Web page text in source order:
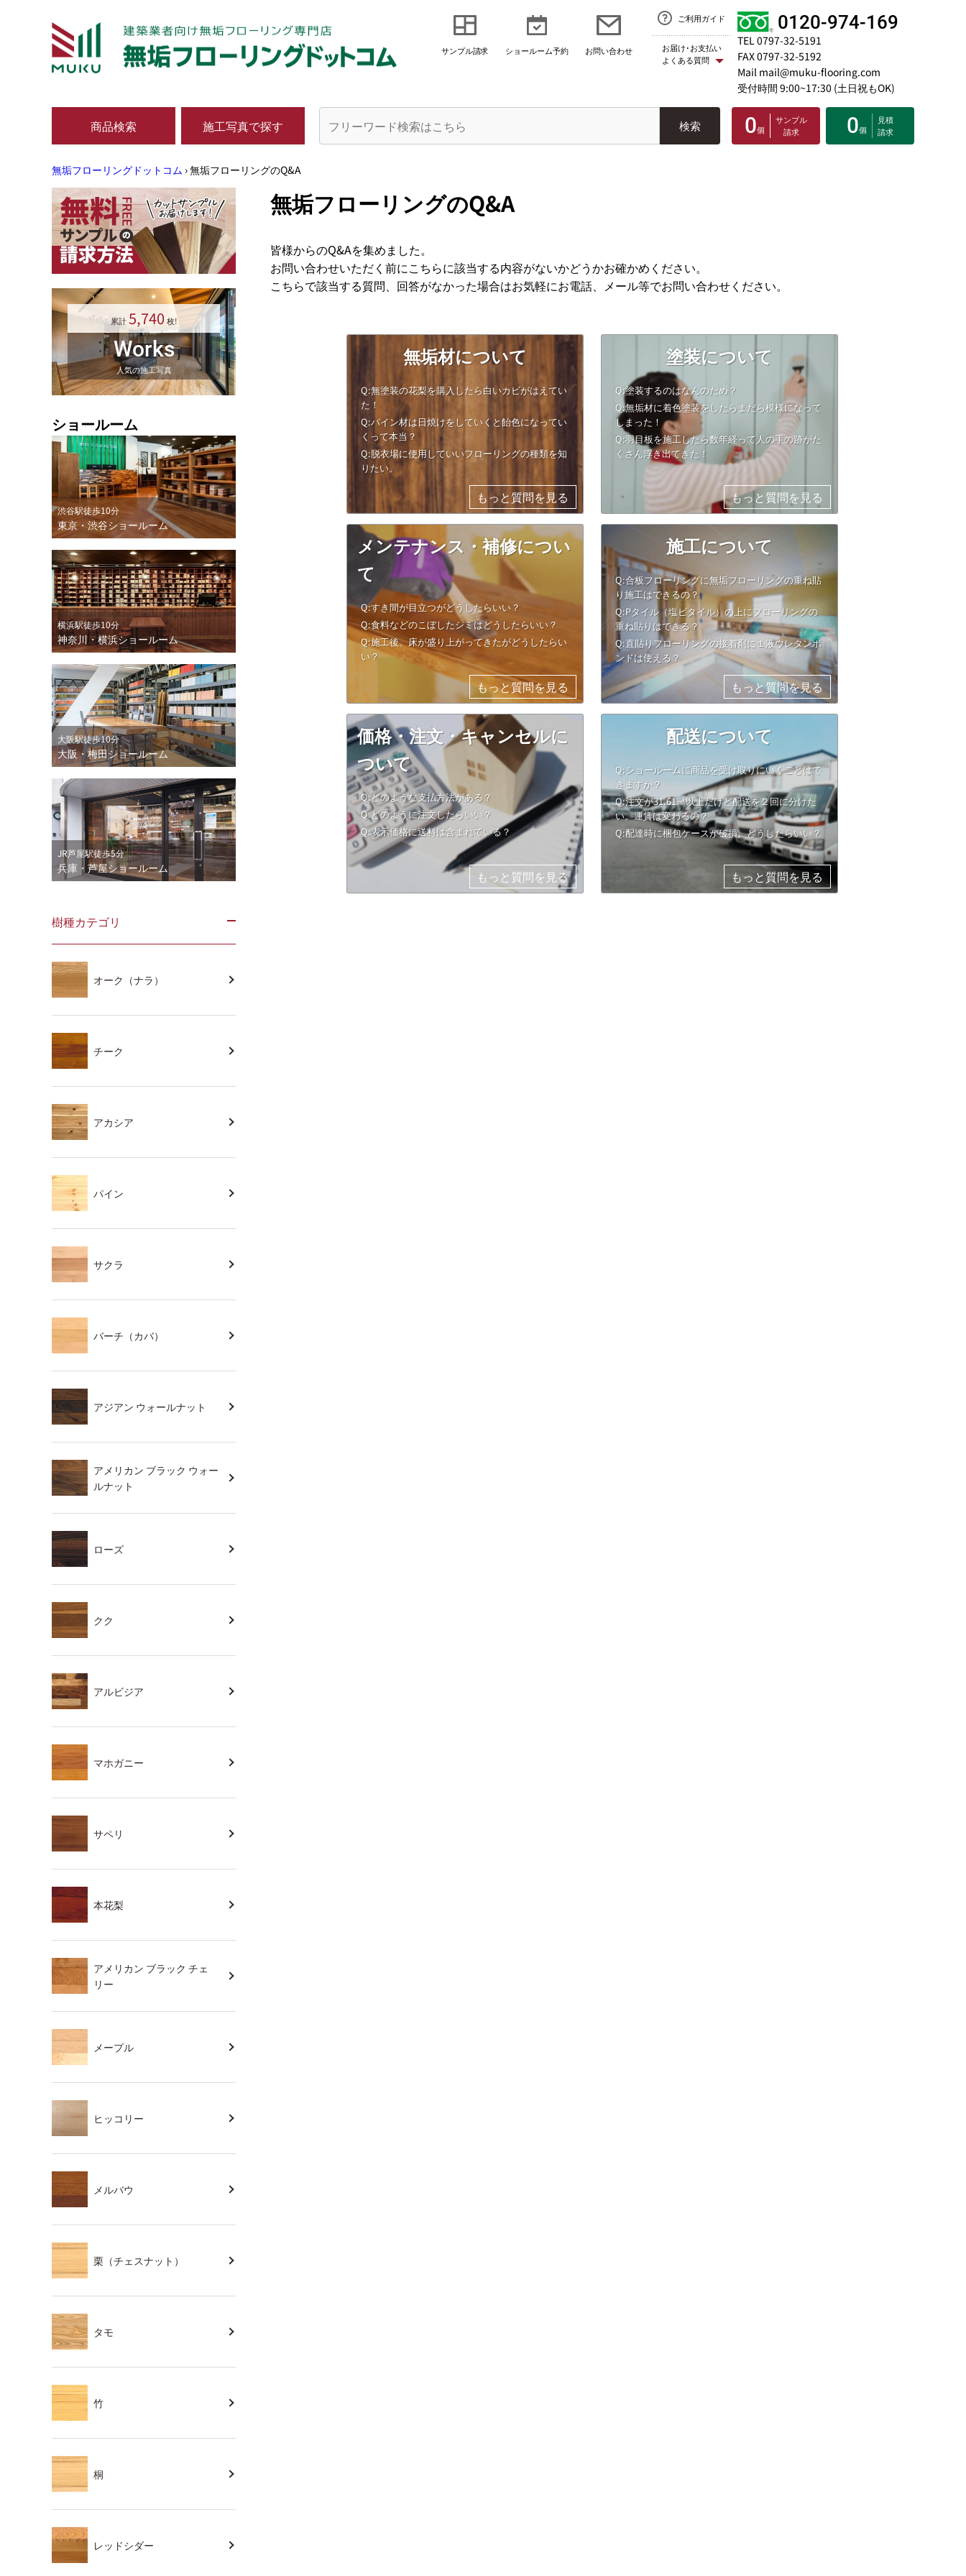
サンプル請求 ショールーム予約 お問い合わせ
ご利用ガイド
お届け･お支払い
よくある質問
0120-974-169
TEL 0797-32-5191
FAX 0797-32-5192
Mail mail@muku-flooring.com
受付時間 9:00~17:30 (土日祝もOK)
商品検索 施工写真で探す 検索 0個
サンプル
請求
0個
見積
請求
無垢フローリングドットコム ›無垢フローリングのQ&A
累計 5,740 枚!
Works
人気の施工写真
ショールーム
渋谷駅徒歩10分
東京・渋谷ショールーム
横浜駅徒歩10分
神奈川・横浜ショールーム
大阪駅徒歩10分
大阪・梅田ショールーム
JR芦屋駅徒歩5分
兵庫・芦屋ショールーム
樹種カテゴリ
オーク（ナラ）
チーク
アカシア
パイン
サクラ
バーチ（カバ）
アジアン ウォールナット
アメリカン ブラック ウォー
ルナット
ローズ
クク
アルビジア
マホガニー
サペリ
本花梨
アメリカン ブラック チェ
リー
メープル
ヒッコリー
メルバウ
栗（チェスナット）
タモ
竹
桐
レッドシダー
無垢フローリングのQ&A
皆様からのQ&Aを集めました。
お問い合わせいただく前にこちらに該当する内容がないかどうかお確かめください。
こちらで該当する質問、回答がなかった場合はお気軽にお電話、メール等でお問い合わせください。
無垢材について
Q:無塗装の花梨を購入したら白いカビがはえてい
た！
Q:パイン材は日焼けをしていくと飴色になってい
くって本当？
Q:脱衣場に使用していいフローリングの種類を知
りたい。
もっと質問を見る
塗装について
Q:塗装するのはなんのため？
Q:無垢材に着色塗装をしたらまだら模様になって
しまった！
Q:羽目板を施工したら数年経って人の手の跡がた
くさん浮き出てきた！
もっと質問を見る
メンテナンス・補修につい
て
Q:すき間が目立つがどうしたらいい？
Q:食料などのこぼしたシミはどうしたらいい？
Q:施工後、床が盛り上がってきたがどうしたらい
い？
もっと質問を見る
施工について
Q:合板フローリングに無垢フローリングの重ね貼
り施工はできるの？
Q:Pタイル（塩ビタイル）の上にフローリングの
重ね貼りはできる？
Q:直貼りフローリングの接着剤に１液ウレタンボ
ンドは使える？
もっと質問を見る
価格・注文・キャンセルに
ついて
Q:どのような支払方法がある？
Q:どのように注文したらいい？
Q:表示価格に送料は含まれている？
もっと質問を見る
配送について
Q:ショールームに商品を受け取りにいくことはで
きますか？
Q:注文が31.61㎡以上だけど配送を２回に分けた
い。運賃は変わるの？
Q:配達時に梱包ケースが破損。どうしたらいい？
もっと質問を見る